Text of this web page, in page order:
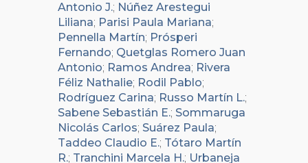
Antonio J.; Núñez Arestegui
Liliana; Parisi Paula Mariana;
Pennella Martín; Prósperi
Fernando; Quetglas Romero Juan
Antonio; Ramos Andrea; Rivera
Féliz Nathalie; Rodil Pablo;
Rodríguez Carina; Russo Martín L.;
Sabene Sebastián E.; Sommaruga
Nicolás Carlos; Suárez Paula;
Taddeo Claudio E.; Tótaro Martín
R.; Tranchini Marcela H.; Urbaneja